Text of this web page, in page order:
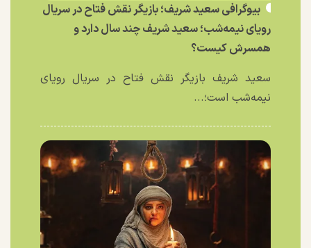
بیوگرافی سعید شریف؛ بازیگر نقش فتاح در سریال
رویای نیمه‌شب؛ سعید شریف چند سال دارد و
همسرش کیست؟
سعید شریف بازیگر نقش فتاح در سریال رویای
نیمه‌شب است؛...